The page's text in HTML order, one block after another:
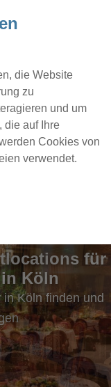
die Website
zu
und um
die auf Ihre
Cookies von
verwendet.
Profil
für
Köln
Köln finden und